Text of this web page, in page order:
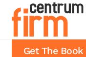
Przejdź
Get The Book